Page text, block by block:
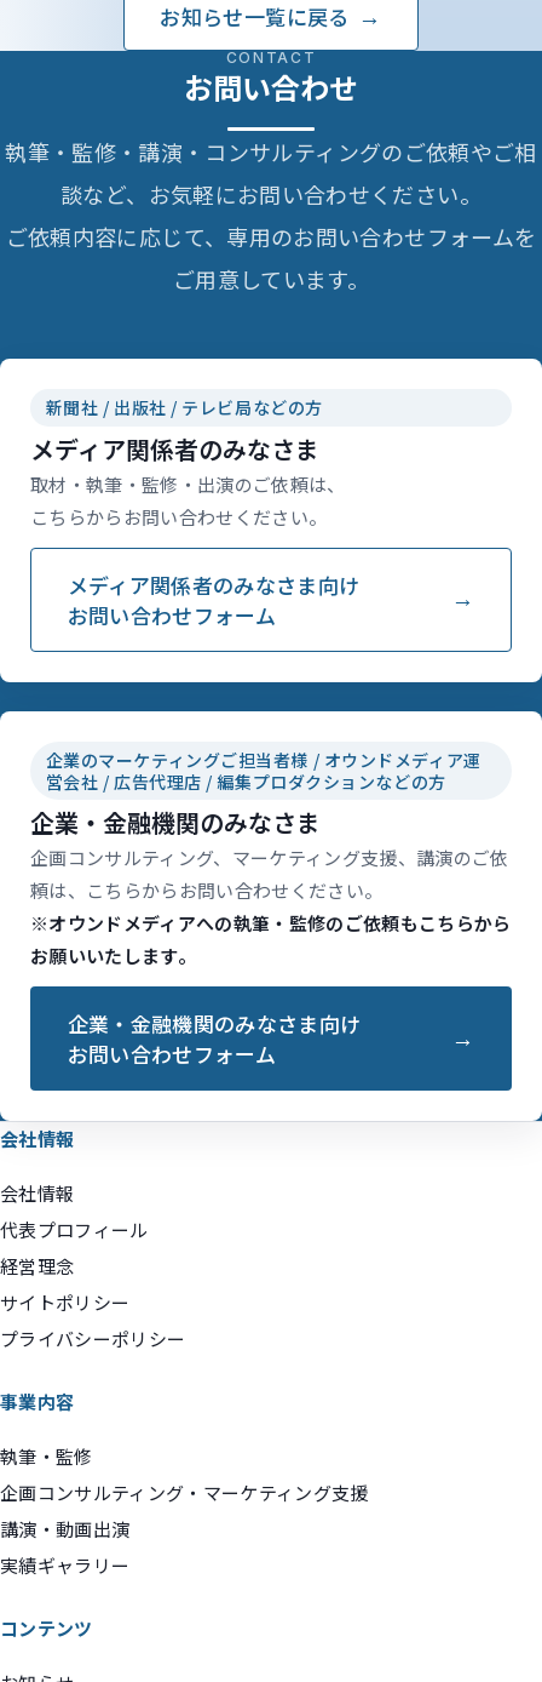
お知らせ一覧に戻る
CONTACT
お問い合わせ
執筆・監修・講演・コンサルティングのご依頼やご相
談など、お気軽にお問い合わせください。
ご依頼内容に応じて、専用のお問い合わせフォームを
ご用意しています。
新聞社 / 出版社 / テレビ局などの方
メディア関係者のみなさま
取材・執筆・監修・出演のご依頼は、
こちらからお問い合わせください。
メディア関係者のみなさま向け
お問い合わせフォーム
企業のマーケティングご担当者様 / オウンドメディア運
営会社 / 広告代理店 / 編集プロダクションなどの方
企業・金融機関のみなさま
企画コンサルティング、マーケティング支援、講演のご依
頼は、こちらからお問い合わせください。
※オウンドメディアへの執筆・監修のご依頼もこちらから
お願いいたします。
企業・金融機関のみなさま向け
お問い合わせフォーム
会社情報
会社情報
代表プロフィール
経営理念
サイトポリシー
プライバシーポリシー
事業内容
執筆・監修
企画コンサルティング・マーケティング支援
講演・動画出演
実績ギャラリー
コンテンツ